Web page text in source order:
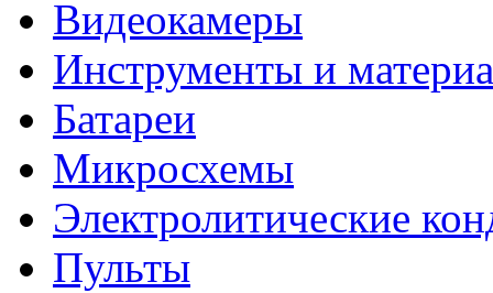
Видеокамеры
Инструменты и
Батареи
Микросхемы
Электролитические
Пульты